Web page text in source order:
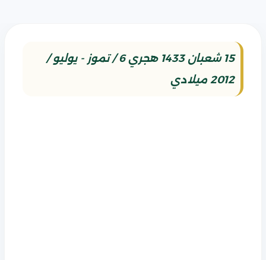
15 شعبان 1433 هجري 6 / تموز - يوليو /
2012 ميلادي